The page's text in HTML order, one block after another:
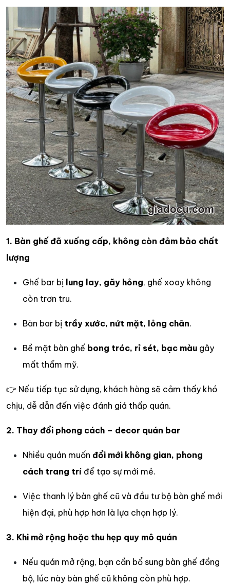
1. Bàn ghế đã xuống cấp, không còn đảm bảo chất
lượng
Ghế bar bị lung lay, gãy hỏng, ghế xoay không
còn trơn tru.
Bàn bar bị trầy xước, nứt mặt, lỏng chân.
Bề mặt bàn ghế bong tróc, rỉ sét, bạc màu gây
mất thẩm mỹ.
👉 Nếu tiếp tục sử dụng, khách hàng sẽ cảm thấy khó
chịu, dễ dẫn đến việc đánh giá thấp quán.
2. Thay đổi phong cách – decor quán bar
Nhiều quán muốn đổi mới không gian, phong
cách trang trí để tạo sự mới mẻ.
Việc thanh lý bàn ghế cũ và đầu tư bộ bàn ghế mới
hiện đại, phù hợp hơn là lựa chọn hợp lý.
3. Khi mở rộng hoặc thu hẹp quy mô quán
Nếu quán mở rộng, bạn cần bổ sung bàn ghế đồng
bộ, lúc này bàn ghế cũ không còn phù hợp.